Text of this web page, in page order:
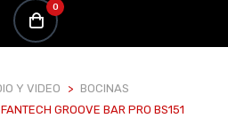
0
Y VIDEO
BOCINAS
GROOVE BAR PRO BS151